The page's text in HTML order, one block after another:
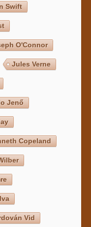
Swift
O'Connor
Jules Verne
Jenő
Copeland
Vid